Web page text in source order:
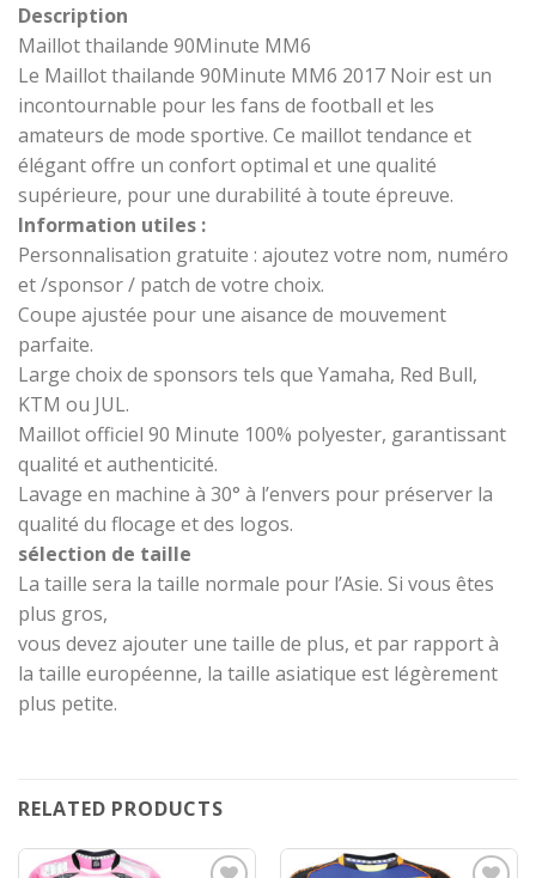
Description
Maillot thailande 90Minute MM6
Le Maillot thailande 90Minute MM6 2017 Noir est un
incontournable pour les fans de football et les
amateurs de mode sportive. Ce maillot tendance et
élégant offre un confort optimal et une qualité
supérieure, pour une durabilité à toute épreuve.
Information utiles :
Personnalisation gratuite : ajoutez votre nom, numéro
et /sponsor / patch de votre choix.
Coupe ajustée pour une aisance de mouvement
parfaite.
Large choix de sponsors tels que Yamaha, Red Bull,
KTM ou JUL.
Maillot officiel 90 Minute 100% polyester, garantissant
qualité et authenticité.
Lavage en machine à 30° à l’envers pour préserver la
qualité du flocage et des logos.
sélection de taille
La taille sera la taille normale pour l’Asie. Si vous êtes
plus gros,
vous devez ajouter une taille de plus, et par rapport à
la taille européenne, la taille asiatique est légèrement
plus petite.
RELATED PRODUCTS